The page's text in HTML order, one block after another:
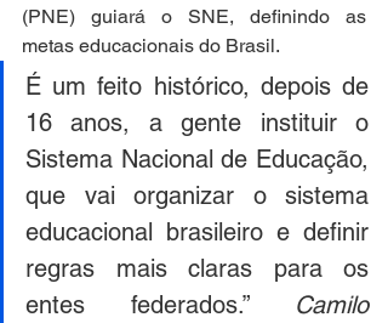
(PNE) guiará o SNE, definindo as
metas educacionais do Brasil.
É um feito histórico, depois de
16 anos, a gente instituir o
Sistema Nacional de Educação,
que vai organizar o sistema
educacional brasileiro e definir
regras mais claras para os
entes federados.” Camilo